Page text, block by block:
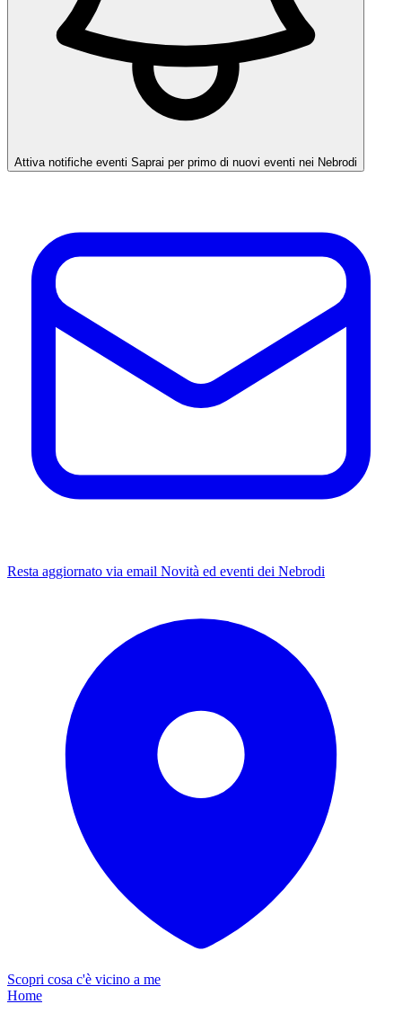
Attiva notifiche eventi Saprai per primo di nuovi eventi nei Nebrodi
Resta aggiornato via email Novità ed eventi dei Nebrodi
Scopri cosa c'è vicino a me
Home